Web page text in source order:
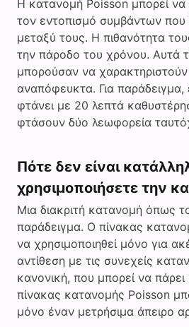
Η κατανομή Poisson μπορεί να
τον εντοπισμό συμβάντων που
μεταξύ τους. Η πιθανότητα
την πάροδο του χρόνου. Αυτά
μπορούσαν να χαρακτηριστούν
αναπόφευκτα. Για
φτάνει με 20 λεπτά
φτάσουν δύο λεωφορεία
Πότε δεν είναι
χρησιμοποιήσετε την
Μια διακριτή κατανομή όπως
παράδειγμα. Ο πίνακας
να χρησιμοποιηθεί μόνο για
αντίθεση με τις συνεχείς
κανονική, που μπορεί να πάρει
πίνακας κατανομής Poisson
μόνο έναν μετρήσιμα άπειρο